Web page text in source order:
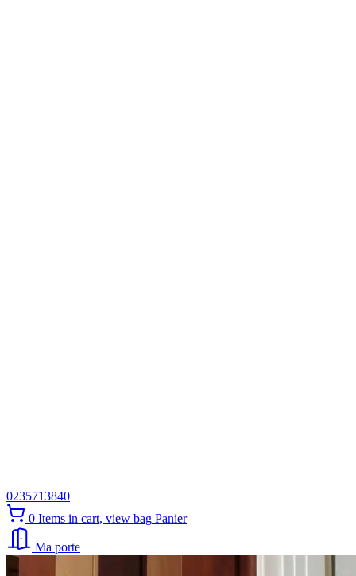
0235713840
0 Items in cart, view bag Panier
Ma porte